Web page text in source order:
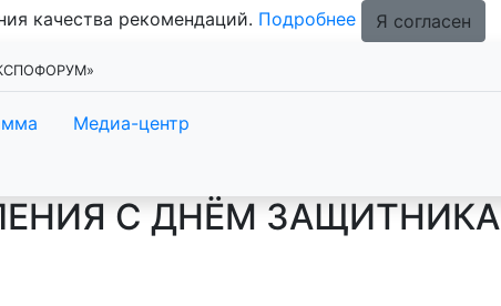
качества рекомендаций. Подробнее Я согласен
Медиа-центр
С ДНЁМ ЗАЩИТНИКА